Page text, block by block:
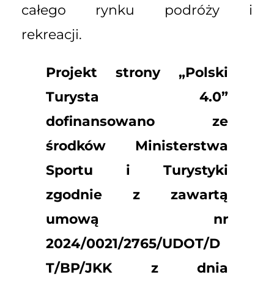
całego rynku podróży i
rekreacji.
Projekt strony „Polski
Turysta 4.0”
dofinansowano ze
środków Ministerstwa
Sportu i Turystyki
zgodnie z zawartą
umową nr
2024/0021/2765/UDOT/D
T/BP/JKK z dnia